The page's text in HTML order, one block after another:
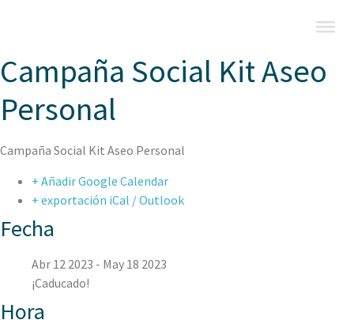
Campaña Social Kit Aseo
Personal
Campaña Social Kit Aseo Personal
+ Añadir Google Calendar
+ exportación iCal / Outlook
Fecha
Abr 12 2023 - May 18 2023
¡Caducado!
Hora